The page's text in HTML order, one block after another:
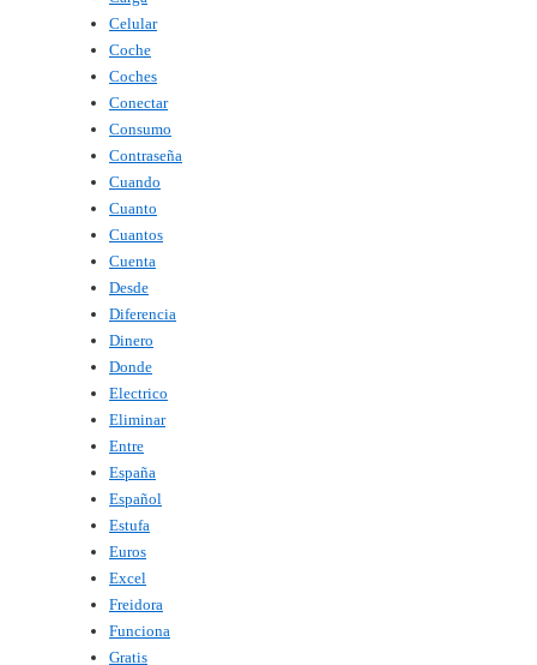
Celular
Coche
Coches
Conectar
Consumo
Contraseña
Cuando
Cuanto
Cuantos
Cuenta
Desde
Diferencia
Dinero
Donde
Electrico
Eliminar
Entre
España
Español
Estufa
Euros
Excel
Freidora
Funciona
Gratis